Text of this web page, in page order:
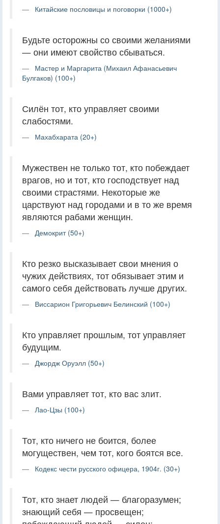
Китайские пословицы и поговорки (1000+)
Будьте осторожны со своими желаниями
— они имеют свойство сбываться.
Мастер и Маргарита (Михаил Афанасьевич
Булгаков) (100+)
Силён тот, кто управляет своими
слабостями.
Махабхарата (20+)
Мужествен не только тот, кто побеждает
врагов, но и тот, кто господствует над
своими страстями. Некоторые же
царствуют над городами и в то же время
являются рабами женщин.
Демокрит (50+)
Кто резко высказывает свои мнения о
чужих действиях, тот обязывает этим и
самого себя действовать лучше других.
Виссарион Григорьевич Белинский (100+)
Кто управляет прошлым, тот управляет
будущим.
Джордж Оруэлл (50+)
Вами управляет тот, кто вас злит.
Лао-Цзы (100+)
Тот, кто ничего не боится, более
могуществен, чем тот, кого боятся все.
Кодекс чести русского офицера, 1904г. (30+)
Тот, кто знает людей — благоразумен;
знающий себя — просвещен;